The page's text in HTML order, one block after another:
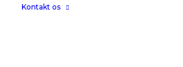
Kontakt os
TILFØJ TIL KURV